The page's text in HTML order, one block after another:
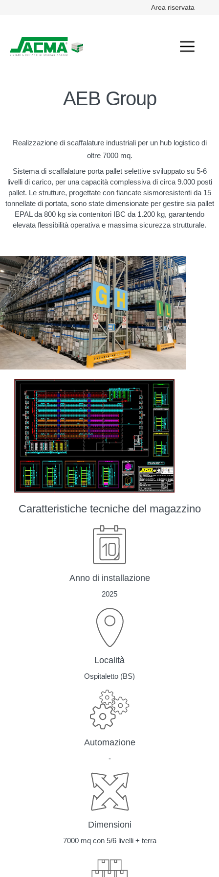
Area riservata
AEB Group
Realizzazione di scaffalature industriali per un hub logistico di
oltre 7000 mq.
Sistema di scaffalature porta pallet selettive sviluppato su 5-6
livelli di carico, per una capacità complessiva di circa 9.000 posti
pallet. Le strutture, progettate con fiancate sismoresistenti da 15
tonnellate di portata, sono state dimensionate per gestire sia pallet
EPAL da 800 kg sia contenitori IBC da 1.200 kg, garantendo
elevata flessibilità operativa e massima sicurezza strutturale.
Caratteristiche tecniche del magazzino
Anno di installazione
2025
Località
Ospitaletto (BS)
Automazione
-
Dimensioni
7000 mq con 5/6 livelli + terra